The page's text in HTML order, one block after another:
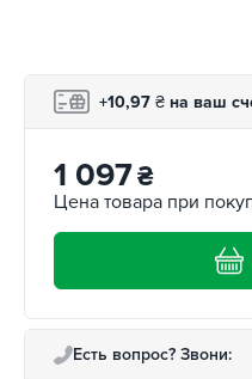
+10,97 ₴ на ваш
1 097₴
Цена товара при
Есть вопрос? Звони: